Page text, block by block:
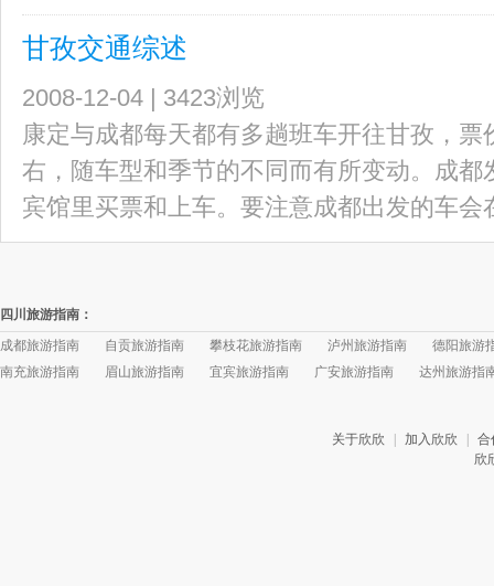
甘孜交通综述
2008-12-04 | 3423浏览
康定与成都每天都有多趟班车开往甘孜，
右，随车型和季节的不同而有所变动。成
宾馆里买票和上车。要注意成都出发的车会
四川旅游指南：
成都旅游指南
自贡旅游指南 攀枝花旅游指南 泸州旅游指南
德阳旅游
南充旅游指南
眉山旅游指南 宜宾旅游指南 广安旅游指南 达州旅游指
关于欣欣 加入欣欣
合
欣